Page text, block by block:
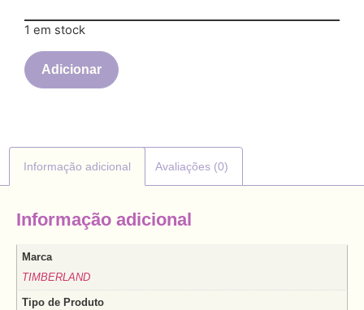
1 em stock
Adicionar
Informação adicional Avaliações (0)
Informação adicional
Marca
TIMBERLAND
Tipo de Produto